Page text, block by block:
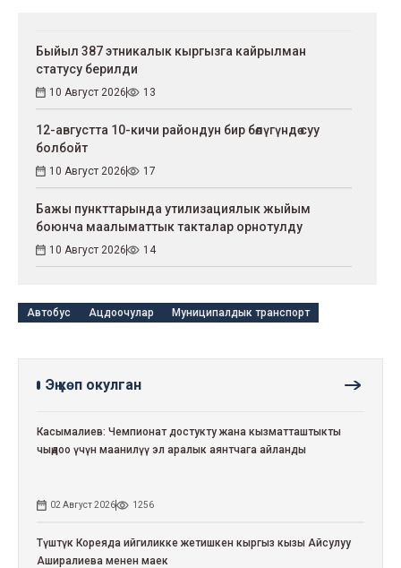
Быйыл 387 этникалык кыргызга кайрылман
статусу берилди
10 Август 2026 13
12-августта 10-кичи райондун бир бөлүгүндө суу
болбойт
10 Август 2026 17
Бажы пункттарында утилизациялык жыйым
боюнча маалыматтык такталар орнотулду
10 Август 2026 14
Автобус Ацдоочулар Муниципалдык транспорт
Эң көп окулган
Касымалиев: Чемпионат достукту жана кызматташтыкты
чыңдоо үчүн маанилүү эл аралык аянтчага айланды
02 Август 2026 1256
Түштүк Кореяда ийгиликке жетишкен кыргыз кызы Айсулуу
Аширалиева менен маек